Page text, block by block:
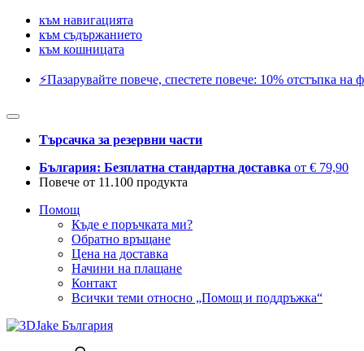
към навигацията
към съдържанието
към кошницата
⚡️Пазарувайте повече, спестете повече: 10% отстъпка
Търсачка за резервни части
България: Безплатна стандартна доставка от € 79,90
Повече от 11.100 продукта
Помощ
Къде е поръчката ми?
Обратно връщане
Цена на доставка
Начини на плащане
Контакт
Всички теми относно „Помощ и поддръжка“